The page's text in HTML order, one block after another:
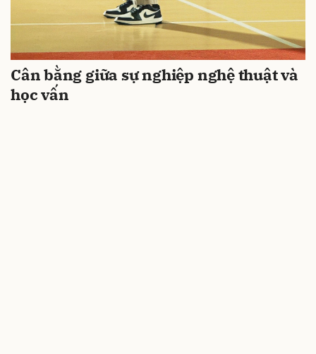
Cân bằng giữa sự nghiệp nghệ thuật và
học vấn